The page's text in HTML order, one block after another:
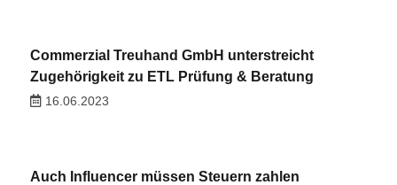
Commerzial Treuhand GmbH unterstreicht
Zugehörigkeit zu ETL Prüfung & Beratung
16.06.2023
Auch Influencer müssen Steuern zahlen